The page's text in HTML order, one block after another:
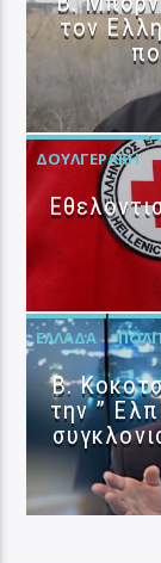
τον
ΔΟΥΛΓΕΡΆΚΗ
ΕΛΛΆΔΑ
Β.
την ”